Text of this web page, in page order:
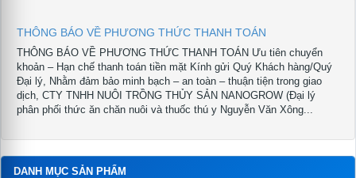
THÔNG BÁO VỀ PHƯƠNG THỨC THANH TOÁN
THÔNG BÁO VỀ PHƯƠNG THỨC THANH TOÁN Ưu tiên chuyển
khoản – Hạn chế thanh toán tiền mặt Kính gửi Quý Khách hàng/Quý
Đại lý, Nhằm đảm bảo minh bạch – an toàn – thuận tiện trong giao
dịch, CTY TNHH NUÔI TRỒNG THỦY SẢN NANOGROW (Đại lý
phân phối thức ăn chăn nuôi và thuốc thú y Nguyễn Văn Xông...
DANH MỤC SẢN PHẨM